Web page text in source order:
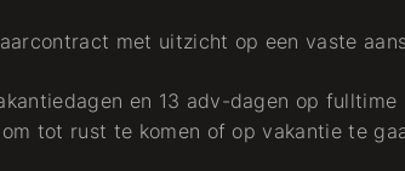
met uitzicht op een vaste
en 13 adv-dagen op
tot rust te komen of op vakantie te